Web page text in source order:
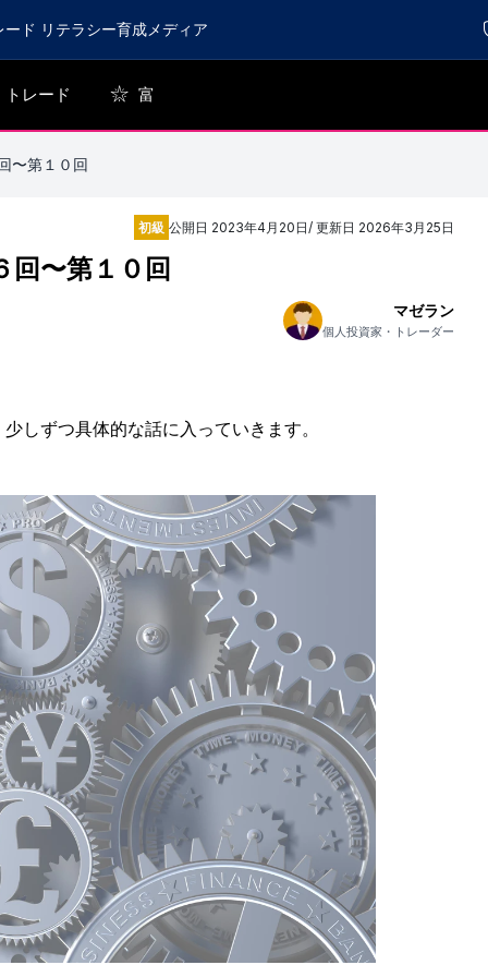
ド リテラシー育成メディア
トレード 富
〜第１０回
初級 公開日 2023年4月20日/ 更新日 2026年3月25日
〜第１０回
マゼラン
個人投資家・トレーダー
しずつ具体的な話に入っていきます。